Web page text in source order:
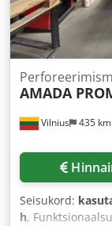
Vilnius 435 km
AMADA
Seisukord:
h,